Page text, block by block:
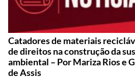
Catadores de materiais
de direitos na construção da
ambiental – Por Mariza Rios e
de Assis